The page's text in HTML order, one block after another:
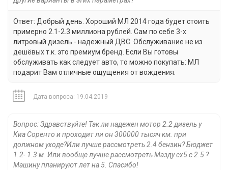
Ответ: Добрый день. Хороший МЛ 2014 года будет стоить
примерно 2.1-2.3 миллиона рублей. Сам по себе 3-х
литровый дизель - надежный ДВС. Обслуживание не из
дешёвых т.к. это премиум бренд. Если Вы готовы
обслуживать как следует авто, то можно покупать: МЛ
подарит Вам отличные ощущения от вождения.
Дата вопроса: 19.04.2019
Вопрос: Здравствуйте! Так ли надежен мотор 2.2 дизель у
Киа Соренто и проходит ли он 300000 тысяч км. при
должном уходе?Или лучше рассмотреть 2.4 бензин? Бюджет
1.2- 1.3 м. Или вообще лучше рассмотреть Мазду сх5 с 2.5 ?
Машину планируют лет на 5. Спасибо!